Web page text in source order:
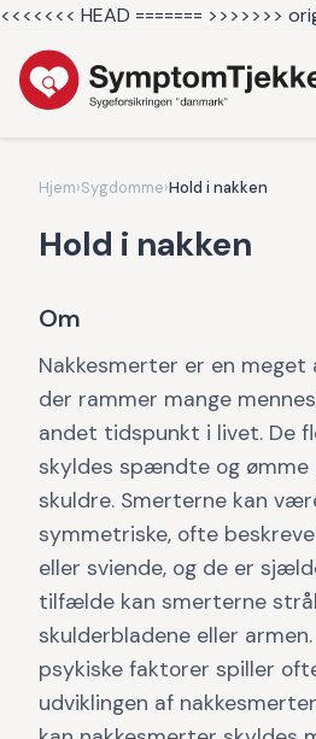
<<<<<<< HEAD ======= >>>>>>>
Hjem›Sygdomme›Hold i nakken
Hold i nakken
Om
Nakkesmerter er en meget
der rammer mange
andet tidspunkt i livet. De
skyldes spændte og ømme
skuldre. Smerterne kan
symmetriske, ofte
eller sviende, og de er
tilfælde kan smerterne
skulderbladene eller
psykiske faktorer spiller
udviklingen af